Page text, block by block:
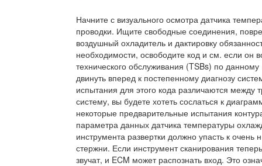
Начните с визуального осмотра датчика
проводки. Ищите свободные соединения,
воздушный охладитель и дактировку
необходимости, освободите код и см. если он
технического обслуживания (TSBs) по
двинуть вперед к постепенному диагнозу
испытания для этого кода различаются между
систему, вы будете хотеть сослаться к
некоторые предварительные испытания
параметра данных датчика температуры
инструмента развертки должно упасть к
стержни. Если инструмент сканирования
звучат, и ECM может распознать вход. Это